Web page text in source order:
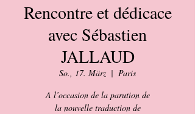
Rencontre et dédicace
avec Sébastien
JALLAUD
So., 17. März
  |
Paris
A l’occasion de la parution de
la nouvelle traduction de